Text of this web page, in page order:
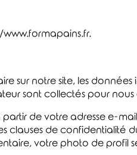
www.formapains.fr.
sur notre site, les
sont collectés pour
de votre adresse e-
clauses de
votre photo de profil